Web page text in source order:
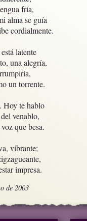
fría,
alma se guía
cordialmente.
latente
una alegría,
un torrente.
Hoy te hablo
venablo,
que besa.
vibrante;
impresa.
de 2003